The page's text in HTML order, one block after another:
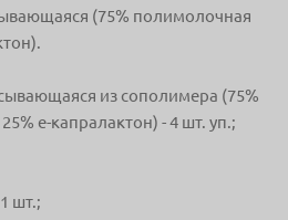
(75% полимолочная
из сополимера (75%
е-капралактон) - 4 шт. уп.;
шт.;